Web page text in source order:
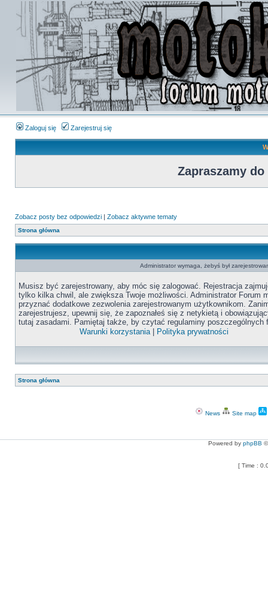
Zaloguj się Zarejestruj się
Zapraszamy do
Zobacz posty bez odpowiedzi | Zobacz aktywne tematy
Strona główna
Administrator wymaga, żebyś był
Musisz być zarejestrowany, aby móc się zalogować. Rejestracja
tylko kilka chwil, ale zwiększa Twoje możliwości. Administrator Forum
przyznać dodatkowe zezwolenia zarejestrowanym użytkownikom.
zarejestrujesz, upewnij się, że zapoznałeś się z netykietą i
tutaj zasadami. Pamiętaj także, by czytać regulaminy poszczególnych
Warunki korzystania| Polityka prywatności
Strona główna
News Site map
Powered by phpBB
[ Time :